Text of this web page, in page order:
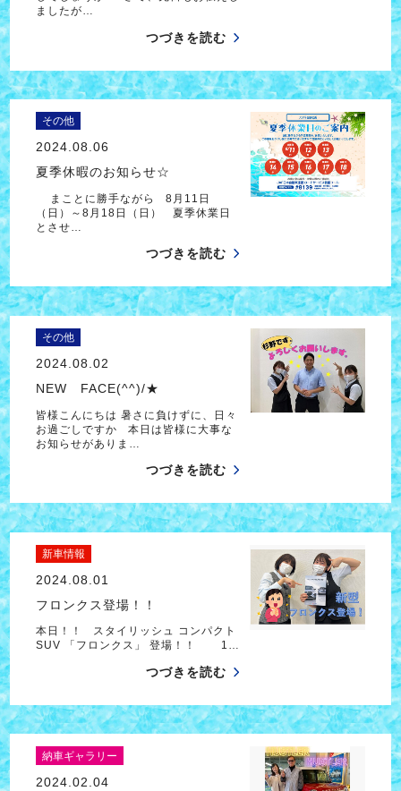
ましたが…
つづきを読む
その他
2024.08.06
夏季休暇のお知らせ☆
まことに勝手ながら 8月11日
（日）～8月18日（日） 夏季休業日
とさせ…
つづきを読む
その他
2024.08.02
NEW FACE(^^)/★
皆様こんにちは 暑さに負けずに、日々
お過ごしですか 本日は皆様に大事な
お知らせがありま…
つづきを読む
新車情報
2024.08.01
フロンクス登場！！
本日！！ スタイリッシュ コンパクト
SUV 「フロンクス」 登場！！ 1…
つづきを読む
納車ギャラリー
2024.02.04